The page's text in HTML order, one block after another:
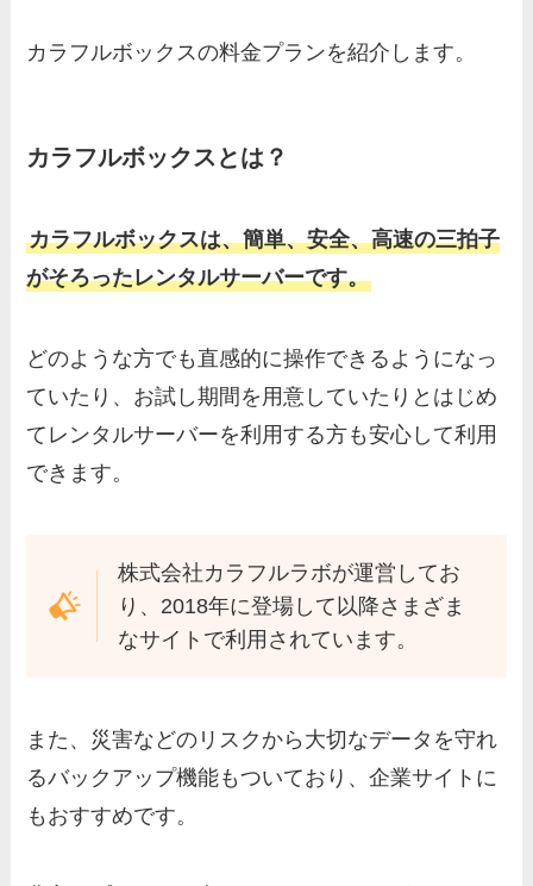
カラフルボックスの料金プランを紹介します。
カラフルボックスとは？
カラフルボックスは、簡単、安全、高速の三拍子
がそろったレンタルサーバーです。
どのような方でも直感的に操作できるようになっ
ていたり、お試し期間を用意していたりとはじめ
てレンタルサーバーを利用する方も安心して利用
できます。
株式会社カラフルラボが運営してお
り、2018年に登場して以降さまざま
なサイトで利用されています。
また、災害などのリスクから大切なデータを守れ
るバックアップ機能もついており、企業サイトに
もおすすめです。